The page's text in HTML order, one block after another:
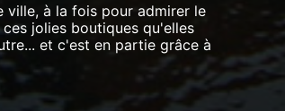
ville, à la fois pour admirer le
jolies boutiques qu'elles
et c'est en partie grâce à